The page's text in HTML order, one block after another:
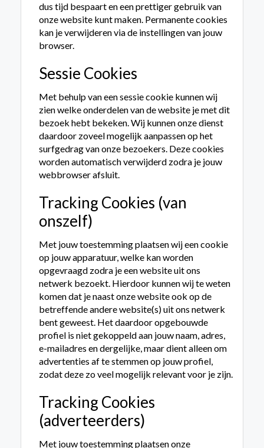
dus tijd bespaart en een prettiger gebruik van
onze website kunt maken. Permanente cookies
kan je verwijderen via de instellingen van jouw
browser.
Sessie Cookies
Met behulp van een sessie cookie kunnen wij
zien welke onderdelen van de website je met dit
bezoek hebt bekeken. Wij kunnen onze dienst
daardoor zoveel mogelijk aanpassen op het
surfgedrag van onze bezoekers. Deze cookies
worden automatisch verwijderd zodra je jouw
webbrowser afsluit.
Tracking Cookies (van
onszelf)
Met jouw toestemming plaatsen wij een cookie
op jouw apparatuur, welke kan worden
opgevraagd zodra je een website uit ons
netwerk bezoekt. Hierdoor kunnen wij te weten
komen dat je naast onze website ook op de
betreffende andere website(s) uit ons netwerk
bent geweest. Het daardoor opgebouwde
profiel is niet gekoppeld aan jouw naam, adres,
e-mailadres en dergelijke, maar dient alleen om
advertenties af te stemmen op jouw profiel,
zodat deze zo veel mogelijk relevant voor je zijn.
Tracking Cookies
(adverteerders)
Met jouw toestemming plaatsen onze